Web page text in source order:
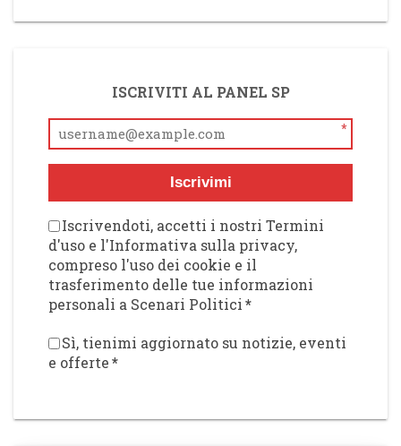
ISCRIVITI AL PANEL SP
*
Iscrivimi
Iscrivendoti, accetti i nostri Termini
d'uso e l'Informativa sulla privacy,
compreso l'uso dei cookie e il
trasferimento delle tue informazioni
personali a Scenari Politici*
Sì, tienimi aggiornato su notizie, eventi
e offerte*